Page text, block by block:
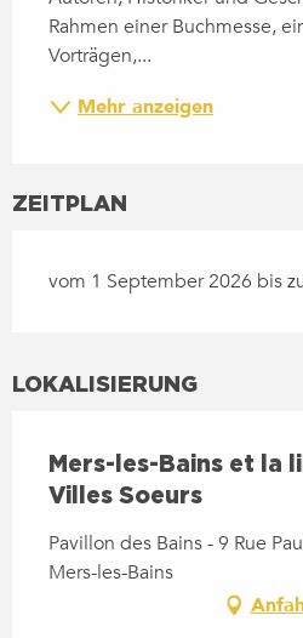
Rahmen einer Buchmesse,
Vorträgen,...
Mehr anzeigen
ZEITPLAN
vom 1 September 2026 bis
LOKALISIERUNG
Mers-les-Bains et la
Villes Soeurs
Pavillon des Bains - 9 Rue
Mers-les-Bains